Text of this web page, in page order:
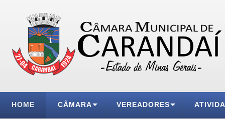
HOME CÂMARA VEREADORES